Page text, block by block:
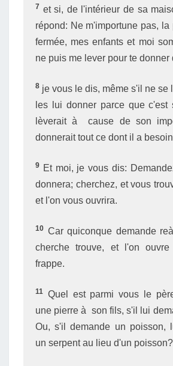
7 et si, de l'intérieur de sa
répond: Ne m'importune pas, la
fermée, mes enfants et moi
ne puis me lever pour te donner
8 je vous le dis, même s'il ne se
les lui donner parce que
lèverait à cause de son
donnerait tout ce dont il a
9 Et moi, je vous dis:
donnera; cherchez, et vous
et l'on vous ouvrira.
10 Car quiconque demande
cherche trouve, et l'on
frappe.
11 Quel est parmi vous le
une pierre à son fils, s'il lui
Ou, s'il demande un poisson,
un serpent au lieu d'un poisson?